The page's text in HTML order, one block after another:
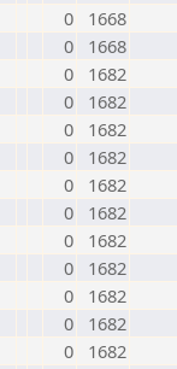
0
1668
0
1668
0
1682
0
1682
0
1682
0
1682
0
1682
0
1682
0
1682
0
1682
0
1682
0
1682
0
1682